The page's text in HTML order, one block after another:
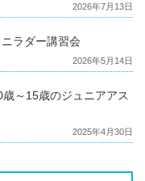
2026年7月13日
ラダー講習会
2026年5月14日
～15歳のジュニアアス
2025年4月30日